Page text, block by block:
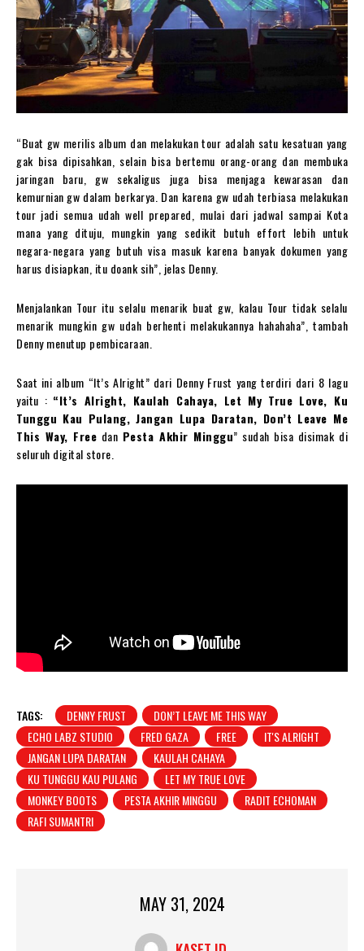
“Buat gw merilis album dan melakukan tour adalah satu kesatuan yang
gak bisa dipisahkan, selain bisa bertemu orang-orang dan membuka
jaringan baru, gw sekaligus juga bisa menjaga kewarasan dan
kemurnian gw dalam berkarya. Dan karena gw udah terbiasa melakukan
tour jadi semua udah well prepared, mulai dari jadwal sampai Kota
mana yang dituju, mungkin yang sedikit butuh effort lebih untuk
negara-negara yang butuh visa masuk karena banyak dokumen yang
harus disiapkan, itu doank sih”, jelas Denny.
Menjalankan Tour itu selalu menarik buat gw, kalau Tour tidak selalu
menarik mungkin gw udah berhenti melakukannya hahahaha”, tambah
Denny menutup pembicaraan.
Saat ini album “It’s Alright” dari Denny Frust yang terdiri dari 8 lagu
yaitu : “It’s Alright, Kaulah Cahaya, Let My True Love, Ku
Tunggu Kau Pulang, Jangan Lupa Daratan, Don’t Leave Me
This Way, Free dan Pesta Akhir Minggu” sudah bisa disimak di
seluruh digital store.
TAGS: DENNY FRUST
DON’T LEAVE ME THIS WAY
ECHO LABZ STUDIO
FRED GAZA FREE
IT'S ALRIGHT
JANGAN LUPA DARATAN
KAULAH CAHAYA
KU TUNGGU KAU PULANG
LET MY TRUE LOVE
MONKEY BOOTS
PESTA AKHIR MINGGU
RADIT ECHOMAN
RAFI SUMANTRI
MAY 31, 2024